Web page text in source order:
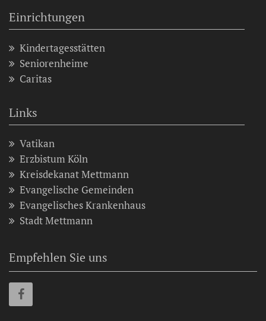
Einrichtungen
Kindertagesstätten
Seniorenheime
Caritas
Links
Vatikan
Erzbistum Köln
Kreisdekanat Mettmann
Evangelische Gemeinden
Evangelisches Krankenhaus
Stadt Mettmann
Empfehlen Sie uns